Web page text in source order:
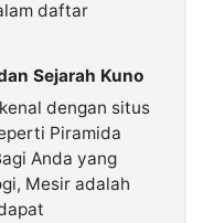
daftar
Sejarah Kuno
dengan situs
Piramida
Anda yang
Mesir adalah